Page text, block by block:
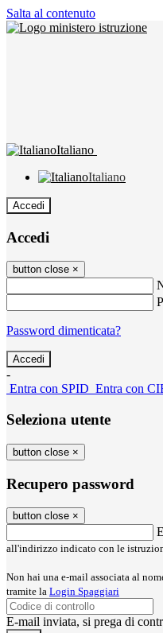
Salta al contenuto
Italiano
Italiano
Accedi
Accedi
button close ×
Password dimenticata?
-
Entra con SPID Entra con
Seleziona utente
button close ×
Recupero password
button close ×
all'indirizzo indicato con le
Non hai una e-mail associata al
tramite la Login Spaggiari
E-mail inviata, si prega di